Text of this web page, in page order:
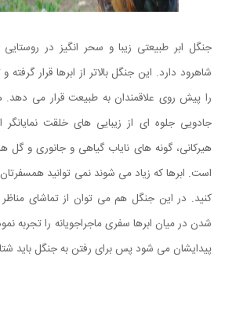
جنگل ابر طبیعتی زیبا و سحر انگیز در
شاهرود دارد. این جنگل بالاتر از ابرها قرار گرفته
را پیش روی علاقمندان به طبیعت قرار می
جادویی جلوه ای از زیبایی های خلقت
هیرکانی، گونه های نایاب گیاهی و جانوری و گل
است. ابرها که زیاد می شوند نمی توانید همسفرتان
کنید. در این جنگل هم می توان از تماشای
شدن در میان ابرها سفری ماجراجویانه را تجربه
پیدایشان می شود پس برای رفتن به جنگل باید